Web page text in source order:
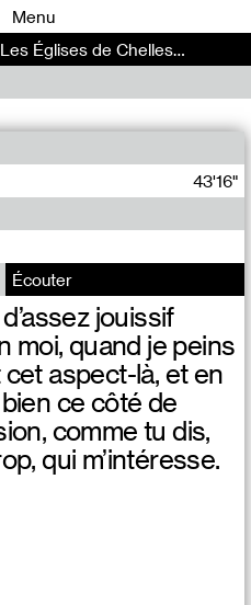
Menu
- Les Centres Passagers (2)
43'16"
Écouter
jouissif
moi, quand je peins
cet aspect-là, et en
bien ce côté de
comme tu dis,
qui m’intéresse.
00
00